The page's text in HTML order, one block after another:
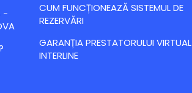
-
CUM FUNCȚIONEAZĂ SISTEMUL DE
REZERVĂRI
GARANȚIA PRESTATORULUI VIRTUAL
INTERLINE